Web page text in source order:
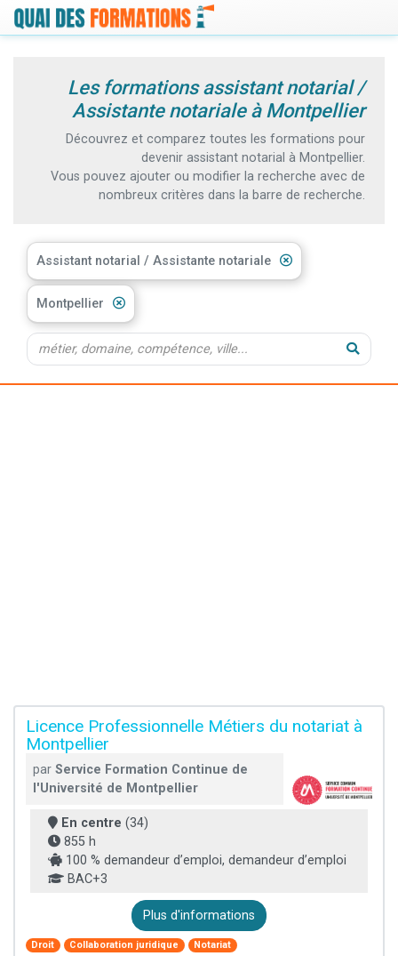
Les formations assistant notarial /
Assistante notariale à Montpellier
Découvrez et comparez toutes les formations pour
devenir assistant notarial à Montpellier.
Vous pouvez ajouter ou modifier la recherche avec de
nombreux critères dans la barre de recherche.
Assistant notarial / Assistante notariale
Montpellier
Licence Professionnelle Métiers du notariat à
Montpellier
par Service Formation Continue de
l'Université de Montpellier
En centre (34)
855 h
100 % demandeur d’emploi, demandeur d’emploi
BAC+3
Plus d'informations
Droit Collaboration juridique Notariat